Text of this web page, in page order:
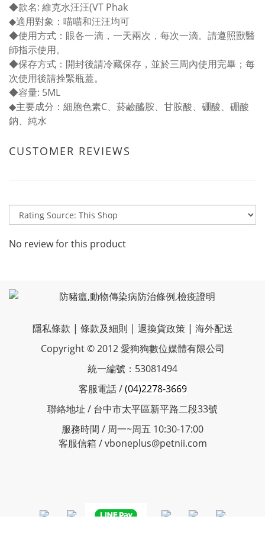
◆款名: 維克水汪汪(VT Phak
◆適用對象：喵喵和汪汪均可
◆使用方式： 眼各一滴，一天兩次，每次一滴。請遵照獸醫
師指示使用。
◆保存方式：開封後請冷藏保存，並於三周內使用完畢；每
次使用後請拴緊瓶蓋。
◆容量: 5ML
◆主要成分：細胞色素C、菸鹼醯胺、甘胺酸、硼酸、硼酸
鈉、純水
CUSTOMER REVIEWS
No review for this product
隱私條款 | 條款及細則 | 退換貨政策 | 海外配送
Copyright © 2012 愛狗狗數位媒體有限公司
統一編號：53081494
客服電話 /(04)2278-3669
聯絡地址 / 台中市太平區新平路二段33號
服務時間 / 周一~周五 10:30-17:00
客服信箱 / vboneplus@petnii.com